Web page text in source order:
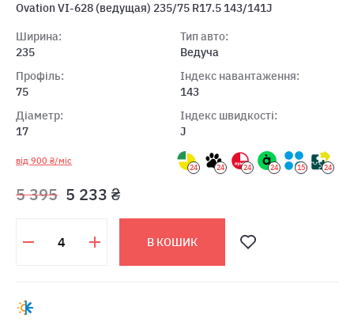
Ovation VI-628 (ведущая) 235/75 R17.5 143/141J
Ширина:
235
Профіль:
75
Діаметр:
17
Тип авто:
Ведуча
Індекс навантаження:
143
Індекс швидкості:
J
від 900 ₴/міс
24 24 24 24 15 24
5 395 5 233 ₴
В КОШИК